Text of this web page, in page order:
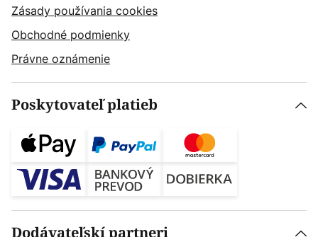
Zásady používania cookies
Obchodné podmienky
Právne oznámenie
Poskytovateľ platieb